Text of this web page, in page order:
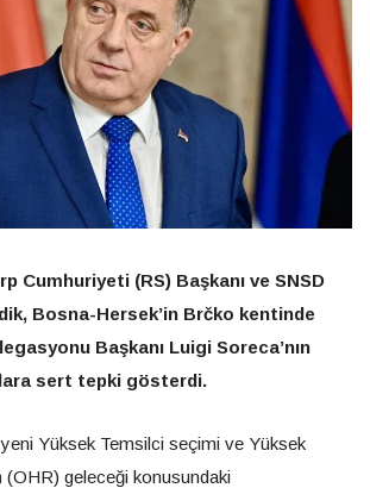
Cumhuriyeti (RS) Başkanı ve SNSD
Bosna-Hersek’in Brčko kentinde
Başkanı Luigi Soreca’nın
sert tepki gösterdi.
Yüksek Temsilci seçimi ve Yüksek
(OHR) geleceği konusundaki